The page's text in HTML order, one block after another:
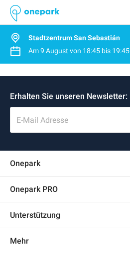
Stadtzentrum San Sebastián
Am9 August von 18:45bis 19:45
Erhalten Sie unseren Newsletter:
E-Mail Adresse
Onepark
Impressum
Onepark PRO
Werden Sie unser Partner
Auf meinen Partnerbereich zugreifen
Unterstützung
Mehr